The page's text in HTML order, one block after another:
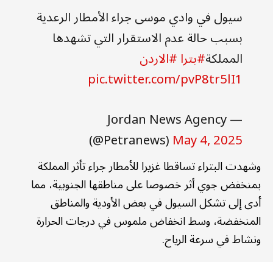
سيول في وادي موسى جراء الأمطار الرعدية
بسبب حالة عدم الاستقرار التي تشهدها
المملكة#بترا#الاردن
pic.twitter.com/pvP8tr5lI1
— Jordan News Agency
(@Petranews)May 4, 2025
وشهدت البتراء تساقطا غزيرا للأمطار جراء تأثر المملكة
بمنخفض جوي أثر خصوصا على مناطقها الجنوبية، مما
أدى إلى تشكل السيول في بعض الأودية والمناطق
المنخفضة، وسط انخفاض ملموس في درجات الحرارة
ونشاط في سرعة الرياح.